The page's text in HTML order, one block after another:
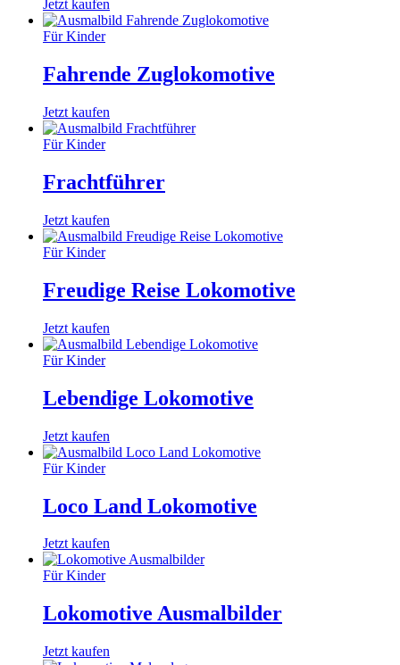
Jetzt kaufen
Für Kinder
Fahrende Zuglokomotive
Jetzt kaufen
Für Kinder
Frachtführer
Jetzt kaufen
Für Kinder
Freudige Reise Lokomotive
Jetzt kaufen
Für Kinder
Lebendige Lokomotive
Jetzt kaufen
Für Kinder
Loco Land Lokomotive
Jetzt kaufen
Für Kinder
Lokomotive Ausmalbilder
Jetzt kaufen